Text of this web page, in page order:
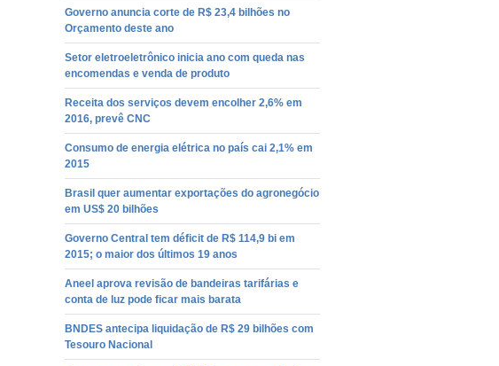
Governo anuncia corte de R$ 23,4 bilhões no
Orçamento deste ano
Setor eletroeletrônico inicia ano com queda nas
encomendas e venda de produto
Receita dos serviços devem encolher 2,6% em
2016, prevê CNC
Consumo de energia elétrica no país cai 2,1% em
2015
Brasil quer aumentar exportações do agronegócio
em US$ 20 bilhões
Governo Central tem déficit de R$ 114,9 bi em
2015; o maior dos últimos 19 anos
Aneel aprova revisão de bandeiras tarifárias e
conta de luz pode ficar mais barata
BNDES antecipa liquidação de R$ 29 bilhões com
Tesouro Nacional